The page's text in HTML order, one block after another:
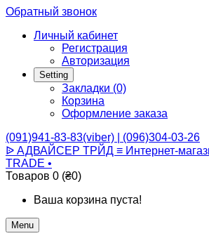
Обратный звонок
Личный кабинет
Регистрация
Авторизация
Setting
Закладки (0)
Корзина
Оформление заказа
(091)941-83-83(viber) | (096)304-03-26
ᐉ АДВАЙСЕР ТРЙД ≡ Интернет-
TRADE •
Товаров 0 (₴0)
Ваша корзина пуста!
Menu